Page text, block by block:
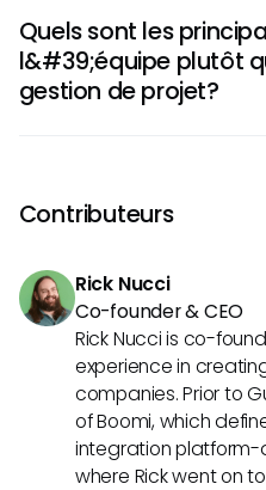
flux de travail
intégration avec Adobe
côté, l'On pique se
Quels sont les
l&#39;équipe plutôt
gestion de projet?
rapide sans entraîne d'une
attrayante de l'On pique
Contributeurs
Rick Nucci
Co-founder & CEO
Rick Nucci is co-
experience in
companies. Prior to
of Boomi, which
integration platform-
where Rick went on